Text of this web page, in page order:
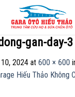
gan-day-3
2024 at 600 × 600
Hiếu Thảo Không